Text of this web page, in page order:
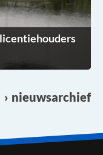
nieuwsarchief